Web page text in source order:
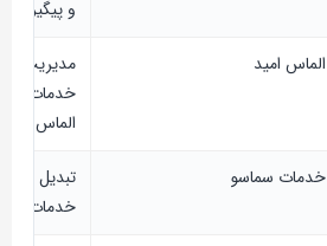
و پیگیری
الماس امید
مدیریت
خدمات
الماس امید
خدمات سماسو
تبدیل شبا
خدمات